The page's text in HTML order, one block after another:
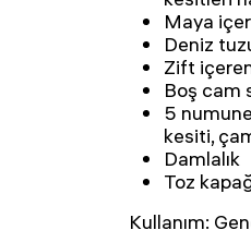
Maya
Deniz
Zift
Boş cam
5
kesiti,
Damlalık
Toz
Kullanım: